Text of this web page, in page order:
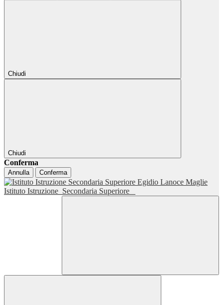
Chiudi
Chiudi
Conferma
Annulla Conferma
Istituto Istruzione Secondaria Superiore